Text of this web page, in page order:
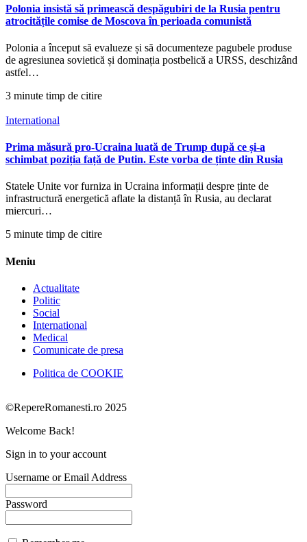
Polonia insistă să primească despăgubiri de la Rusia pentru
atrocitățile comise de Moscova în perioada comunistă
Polonia a început să evalueze și să documenteze pagubele produse
de agresiunea sovietică și dominația postbelică a URSS, deschizând
astfel…
3 minute timp de citire
International
Prima măsură pro-Ucraina luată de Trump după ce și-a
schimbat poziția față de Putin. Este vorba de ținte din Rusia
Statele Unite vor furniza in Ucraina informații despre ținte de
infrastructură energetică aflate la distanță în Rusia, au declarat
miercuri…
5 minute timp de citire
Meniu
Actualitate
Politic
Social
International
Medical
Comunicate de presa
Politica de COOKIE
©RepereRomanesti.ro 2025
Welcome Back!
Sign in to your account
Username or Email Address
Password